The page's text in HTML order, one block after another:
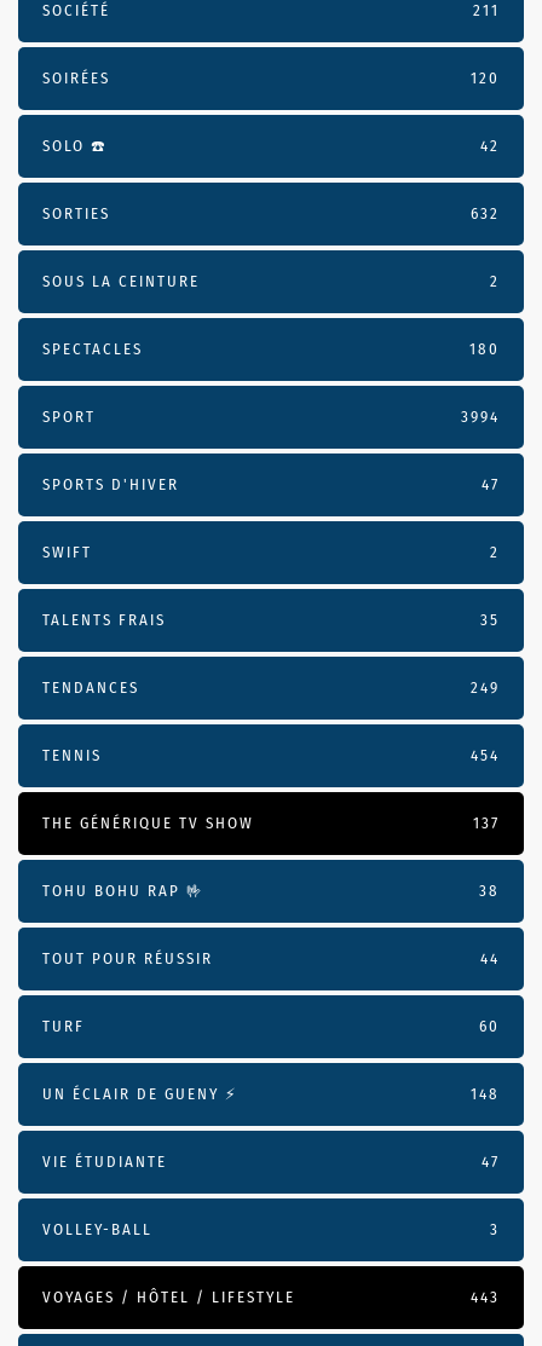
SOCIÉTÉ 211
SOIRÉES 120
SOLO ☎️ 42
SORTIES 632
SOUS LA CEINTURE 2
SPECTACLES 180
SPORT 3994
SPORTS D'HIVER 47
SWIFT 2
TALENTS FRAIS 35
TENDANCES 249
TENNIS 454
THE GÉNÉRIQUE TV SHOW 137
TOHU BOHU RAP 🤟 38
TOUT POUR RÉUSSIR 44
TURF 60
UN ÉCLAIR DE GUENY ⚡️ 148
VIE ÉTUDIANTE 47
VOLLEY-BALL 3
VOYAGES / HÔTEL / LIFESTYLE 443